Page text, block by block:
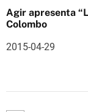
Agir apresenta
Colombo
2015-04-29